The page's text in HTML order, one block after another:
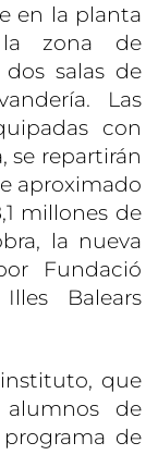
en la planta
la zona de
salas de
Las
con
se repartirán
aproximado
millones de
la nueva
Fundació
Balears
que
de
de